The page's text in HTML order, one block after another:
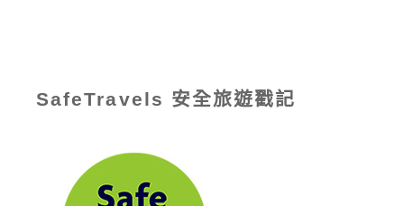
SafeTravels 安全旅遊戳記